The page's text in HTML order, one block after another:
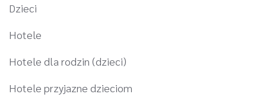
Dzieci
Hotele
Hotele dla rodzin (dzieci)
Hotele przyjazne dzieciom